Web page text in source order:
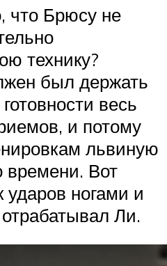
что Брюсу не
технику?
был держать
весь
и потому
львиную
времени. Вот
ногами и
Ли.